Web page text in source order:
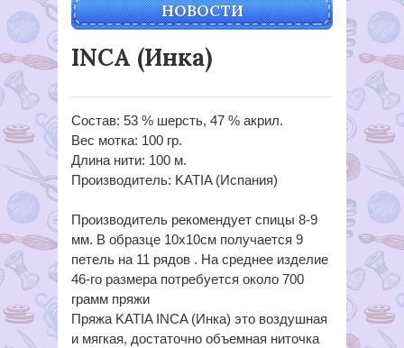
НОВОСТИ
INCA (Инка)
Состав: 53 % шерсть, 47 % акрил.
Вес мотка: 100 гр.
Длина нити: 100 м.
Производитель: KATIA (Испания)
Производитель рекомендует спицы 8-9
мм. В образце 10х10см получается 9
петель на 11 рядов . На среднее изделие
46-го размера потребуется около 700
грамм пряжи
Пряжа KATIA INCA (Инка) это воздушная
и мягкая, достаточно объемная ниточка